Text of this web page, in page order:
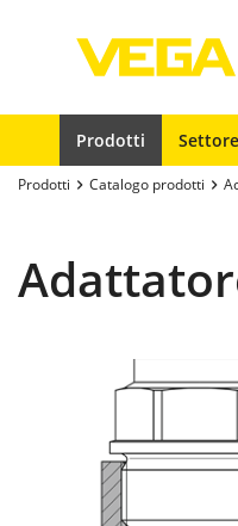
Prodotti Settore
Prodotti Catalogo prodotti